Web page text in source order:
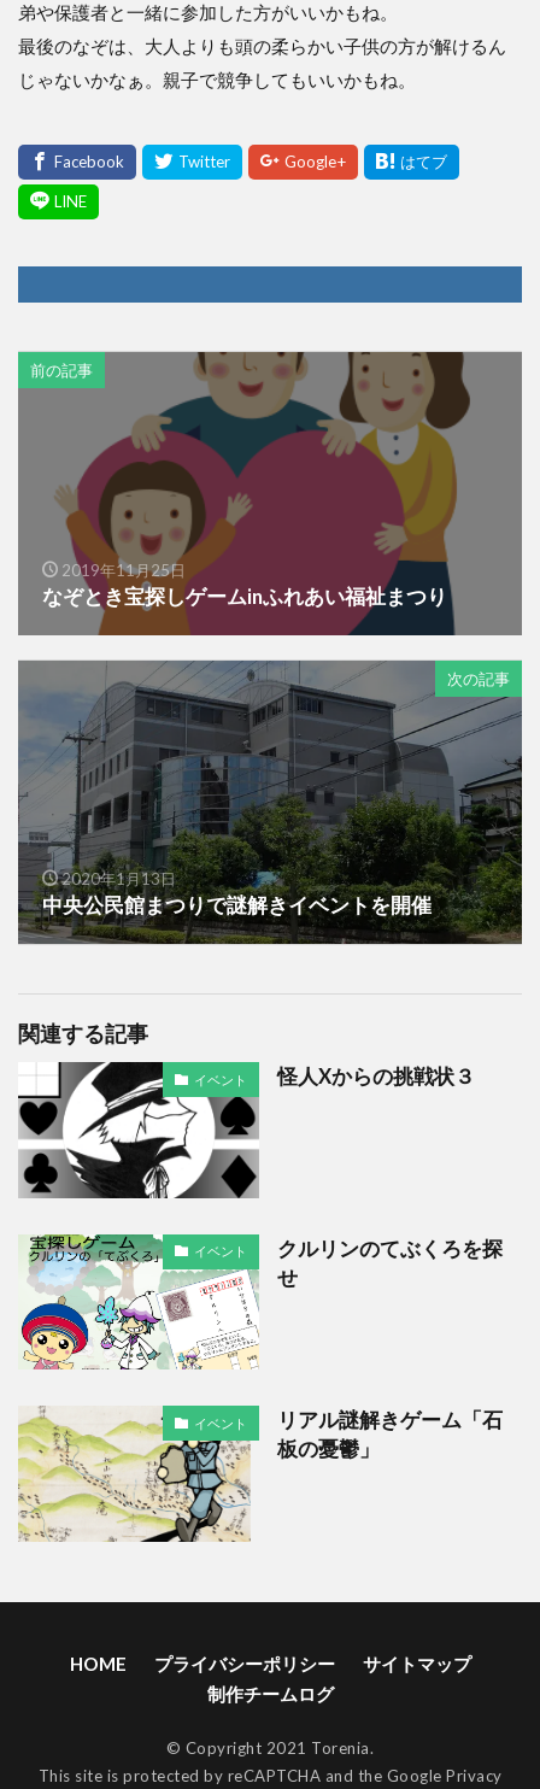
弟や保護者と一緒に参加した方がいいかもね。
最後のなぞは、大人よりも頭の柔らかい子供の方が解けるん
じゃないかなぁ。親子で競争してもいいかもね。
前の記事
2019年11月25日
なぞとき宝探しゲームinふれあい福祉まつり
次の記事
2020年1月13日
中央公民館まつりで謎解きイベントを開催
関連する記事
イベント 怪人Xからの挑戦状３
イベント
クルリンのてぶくろを探
せ
イベント
リアル謎解きゲーム「石
板の憂鬱」
HOME プライバシーポリシー
サイトマップ
制作チームログ
© Copyright 2021 Torenia.
This site is protected by reCAPTCHA and the Google Privacy